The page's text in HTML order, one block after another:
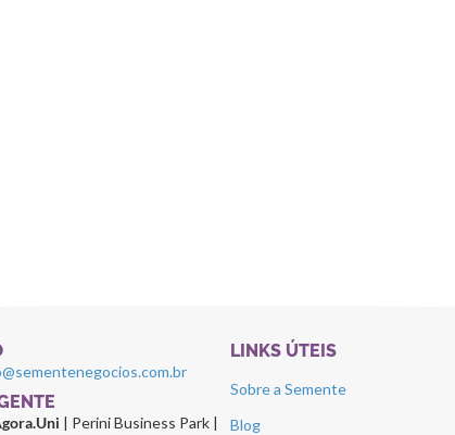
| Perini Business Park |
LINKS ÚTEIS
Sobre a Semente
Blog